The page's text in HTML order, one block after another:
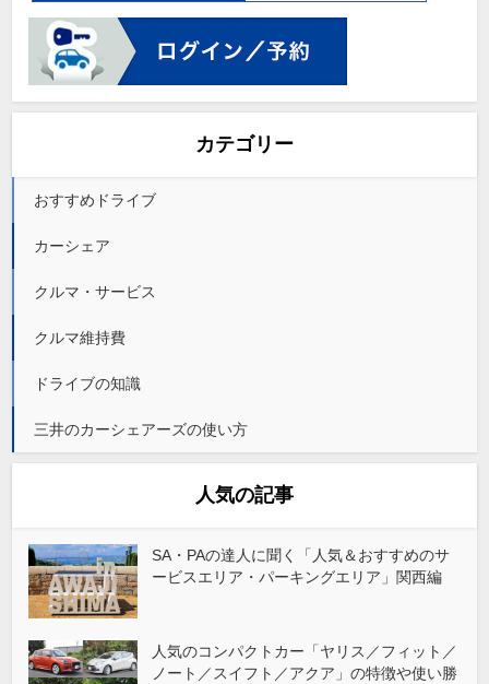
カテゴリー
おすすめドライブ
カーシェア
クルマ・サービス
クルマ維持費
ドライブの知識
三井のカーシェアーズの使い方
人気の記事
SA・PAの達人に聞く「人気＆おすすめのサ
ービスエリア・パーキングエリア」関西編
人気のコンパクトカー「ヤリス／フィット／
ノート／スイフト／アクア」の特徴や使い勝